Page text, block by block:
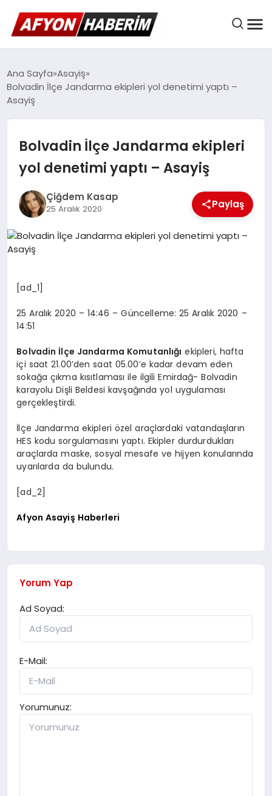
AFYON HABER
GÜNDEM
BELEDIYELER
EKONOMI
DÜNYA
SAĞLIK
TEKNOLOJI
Ana Sayfa Asayiş
Bolvadin İlçe Jandarma ekipleri yol denetimi yaptı –
Asayiş
Bolvadin İlçe Jandarma ekipleri
yol denetimi yaptı – Asayiş
Çiğdem Kasap
25 Aralık 2020 Paylaş
[ad_1]
25 Aralık 2020 – 14:46 – Güncelleme: 25 Aralık 2020 –
14:51
Bolvadin İlçe Jandarma Komutanlığı ekipleri, hafta
içi saat 21.00’den saat 05.00’e kadar devam eden
sokağa çıkma kısıtlaması ile ilgili Emirdağ- Bolvadin
karayolu Dişli Beldesi kavşağında yol uygulaması
gerçekleştirdi.
İlçe Jandarma ekipleri özel araçlardaki vatandaşların
HES kodu sorgulamasını yaptı. Ekipler durdurdukları
araçlarda maske, sosyal mesafe ve hijyen konularında
uyarılarda da bulundu.
[ad_2]
Afyon Asayiş Haberleri
Yorum Yap
Ad Soyad:
E-Mail:
Yorumunuz: